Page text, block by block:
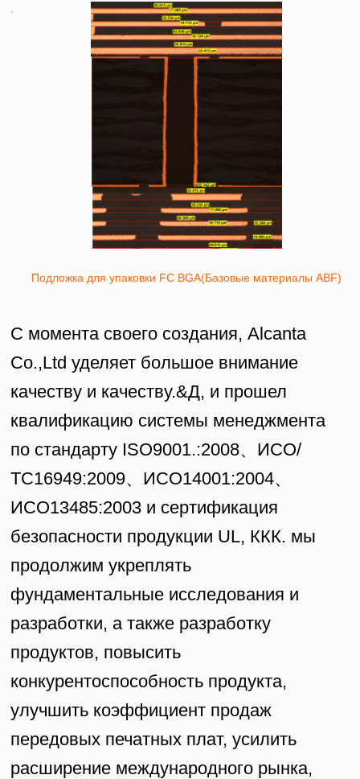
Подложка для упаковки FC BGA(Базовые материалы ABF)
С момента своего создания, Alcanta
Co.,Ltd уделяет большое внимание
качеству и качеству.&Д, и прошел
квалификацию системы менеджмента
по стандарту ISO9001.:2008、ИСО/
ТС16949:2009、ИСО14001:2004、
ИСО13485:2003 и сертификация
безопасности продукции UL, ККК. мы
продолжим укреплять
фундаментальные исследования и
разработки, а также разработку
продуктов, повысить
конкурентоспособность продукта,
улучшить коэффициент продаж
передовых печатных плат, усилить
расширение международного рынка,